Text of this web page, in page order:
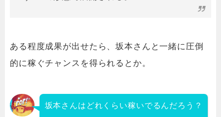
ある程度成果が出せたら、坂本さんと一緒に圧倒
的に稼ぐチャンスを得られるとか。
坂本さんはどれくらい稼いでるんだろう？